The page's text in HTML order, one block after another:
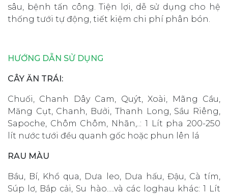
sâu, bệnh tấn công. Tiện lợi, dễ sử dụng cho hệ
thống tưới tự động, tiết kiệm chi phí phân bón.
HƯỚNG DẪN SỬ DỤNG
CÂY ĂN TRÁI:
Chuối, Chanh Dây Cam, Quýt, Xoài, Mãng Cầu,
Măng Cụt, Chanh, Bưởi, Thanh Long, Sầu Riêng,
Sapoche, Chôm Chôm, Nhãn,..: 1 Lít pha 200-250
lít nước tưới đều quanh gốc hoặc phun lên lá
RAU MÀU
Bầu, Bí, Khổ qua, Dưa leo, Dưa hấu, Đậu, Cà tím,
Súp lơ, Bắp cải, Su hào.....và các loghau khác: 1 Lít